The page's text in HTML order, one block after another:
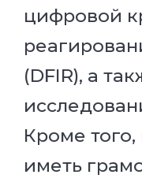
цифровой
(DFIR), а
Кроме
иметь